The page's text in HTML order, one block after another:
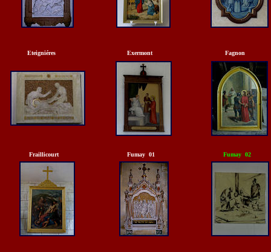
Eteigniéres Exermont Fagnon
Fraillicourt Fumay 01 Fumay 02